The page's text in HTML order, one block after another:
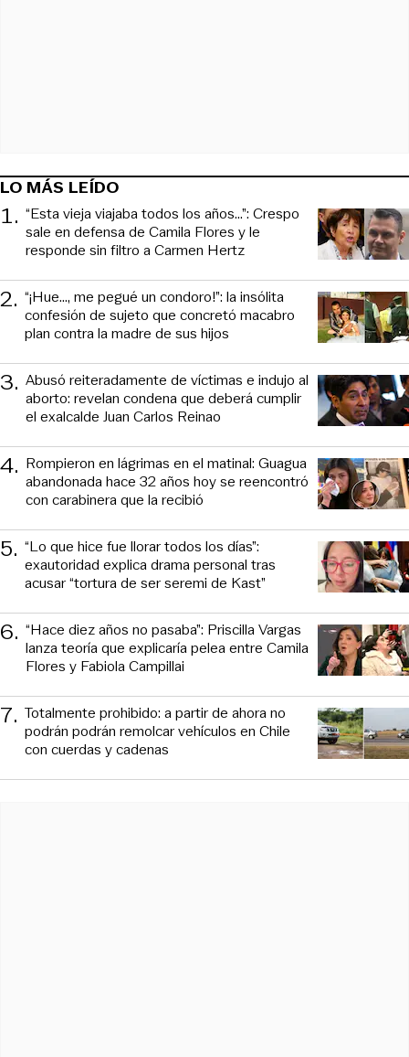
LO MÁS LEÍDO
1. “Esta vieja viajaba todos los años...”: Crespo
sale en defensa de Camila Flores y le
responde sin filtro a Carmen Hertz
2. “¡Hue..., me pegué un condoro!”: la insólita
confesión de sujeto que concretó macabro
plan contra la madre de sus hijos
3. Abusó reiteradamente de víctimas e indujo al
aborto: revelan condena que deberá cumplir
el exalcalde Juan Carlos Reinao
4. Rompieron en lágrimas en el matinal: Guagua
abandonada hace 32 años hoy se reencontró
con carabinera que la recibió
5. “Lo que hice fue llorar todos los días”:
exautoridad explica drama personal tras
acusar “tortura de ser seremi de Kast”
6. “Hace diez años no pasaba”: Priscilla Vargas
lanza teoría que explicaría pelea entre Camila
Flores y Fabiola Campillai
7. Totalmente prohibido: a partir de ahora no
podrán podrán remolcar vehículos en Chile
con cuerdas y cadenas